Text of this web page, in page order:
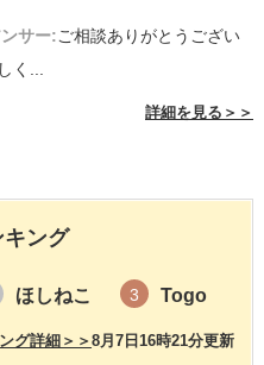
サー:ご相談ありがとうござい
く...
詳細を見る＞＞
ング
ほしねこ 3 Togo
8月7日16時21分更新
グ詳細＞＞